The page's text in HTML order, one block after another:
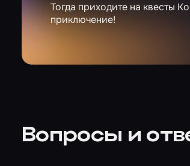
Тогда приходите на квесты
приключение!
Вопросы и